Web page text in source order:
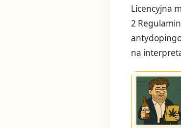
Licencyjna
2
na